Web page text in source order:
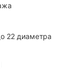
22 диаметра